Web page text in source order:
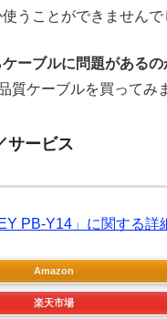
うことができませんで
ーブルに問題があるの
質ケーブルを買ってみ
サービス
PB-Y14」に関する詳
Amazon
楽天市場